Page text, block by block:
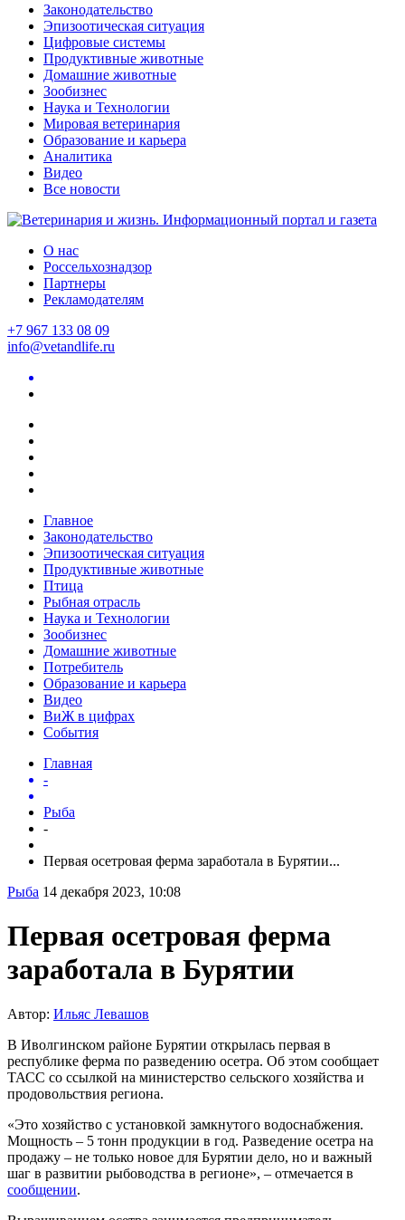
Законодательство
Эпизоотическая ситуация
Цифровые системы
Продуктивные животные
Домашние животные
Зообизнес
Наука и Технологии
Мировая ветеринария
Образование и карьера
Аналитика
Видео
Все новости
О нас
Россельхознадзор
Партнеры
Рекламодателям
+7 967 133 08 09
info@vetandlife.ru
Главное
Законодательство
Эпизоотическая ситуация
Продуктивные животные
Птица
Рыбная отрасль
Наука и Технологии
Зообизнес
Домашние животные
Потребитель
Образование и карьера
Видео
ВиЖ в цифрах
События
Главная
-
Рыба
-
Первая осетровая ферма заработала в Бурятии...
Рыба 14 декабря 2023, 10:08
Первая осетровая ферма
заработала в Бурятии
Автор: Ильяс Левашов
В Иволгинском районе Бурятии открылась первая в
республике ферма по разведению осетра. Об этом сообщает
ТАСС со ссылкой на министерство сельского хозяйства и
продовольствия региона.
«Это хозяйство с установкой замкнутого водоснабжения.
Мощность – 5 тонн продукции в год. Разведение осетра на
продажу – не только новое для Бурятии дело, но и важный
шаг в развитии рыбоводства в регионе», – отмечается в
сообщении.